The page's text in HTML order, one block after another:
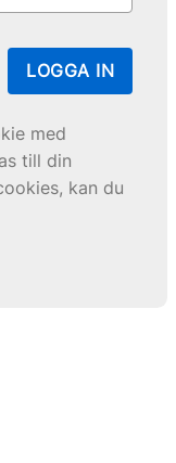
LOGGA IN
med
till din
kan du